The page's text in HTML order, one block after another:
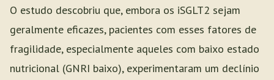
O estudo descobriu que, embora os iSGLT2 sejam
geralmente eficazes, pacientes com esses fatores de
fragilidade, especialmente aqueles com baixo estado
nutricional (GNRI baixo), experimentaram um declínio